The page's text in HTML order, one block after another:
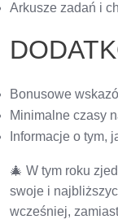
Arkusze zadań i
Bonusowe
Minimalne czasy
Informacje o tym,
🎄 W tym roku
swoje i
wcześniej,